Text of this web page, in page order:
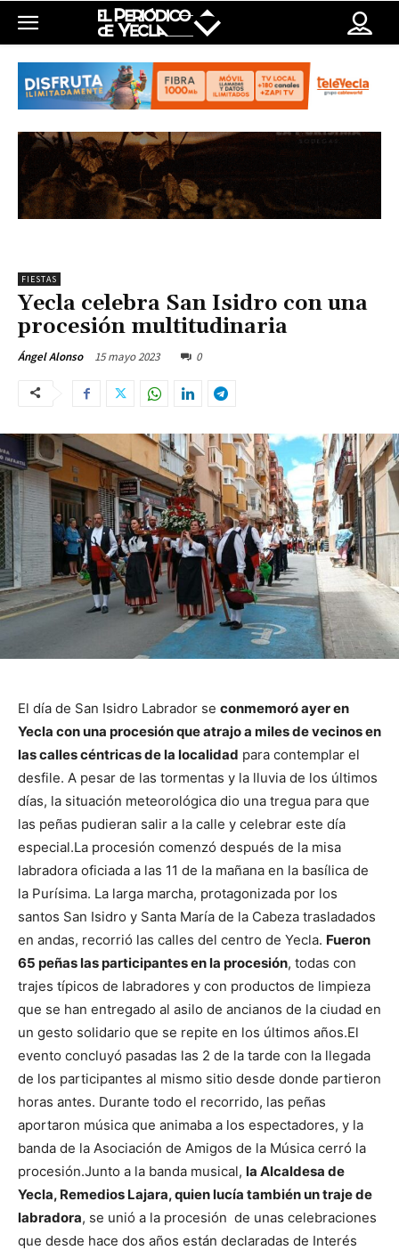
FIESTAS
Yecla celebra San Isidro con una
procesión multitudinaria
Ángel Alonso 15 mayo 2023 0
El día de San Isidro Labrador se conmemoró ayer en
Yecla con una procesión que atrajo a miles de vecinos en
las calles céntricas de la localidad para contemplar el
desfile. A pesar de las tormentas y la lluvia de los últimos
días, la situación meteorológica dio una tregua para que
las peñas pudieran salir a la calle y celebrar este día
especial.La procesión comenzó después de la misa
labradora oficiada a las 11 de la mañana en la basílica de
la Purísima. La larga marcha, protagonizada por los
santos San Isidro y Santa María de la Cabeza trasladados
en andas, recorrió las calles del centro de Yecla. Fueron
65 peñas las participantes en la procesión, todas con
trajes típicos de labradores y con productos de limpieza
que se han entregado al asilo de ancianos de la ciudad en
un gesto solidario que se repite en los últimos años.El
evento concluyó pasadas las 2 de la tarde con la llegada
de los participantes al mismo sitio desde donde partieron
horas antes. Durante todo el recorrido, las peñas
aportaron música que animaba a los espectadores, y la
banda de la Asociación de Amigos de la Música cerró la
procesión.Junto a la banda musical, la Alcaldesa de
Yecla, Remedios Lajara, quien lucía también un traje de
labradora, se unió a la procesión de unas celebraciones
que desde hace dos años están declaradas de Interés